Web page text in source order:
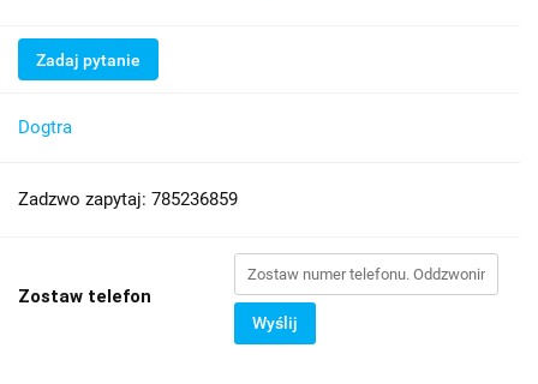
Zadaj pytanie
Dogtra
Zadzwo zapytaj: 785236859
Zostaw telefon
Wyślij